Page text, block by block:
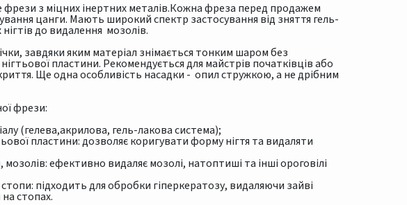
з міцних інертних металів.Кожна фреза перед продажем
цанги. Мають широкий спектр застосування від зняття гель-
до видалення мозолів.
завдяки яким матеріал знімається тонким шаром без
пластини. Рекомендується для майстрів початківців або
Ще одна особливість насадки - опил стружкою, а не дрібним
фрези:
(гелева,акрилова, гель-лакова система);
пластини: дозволяє коригувати форму нігтя та видаляти
ефективно видаляє мозолі, натоптиші та інші ороговілі
підходить для обробки гіперкератозу, видаляючи зайві
стопах.